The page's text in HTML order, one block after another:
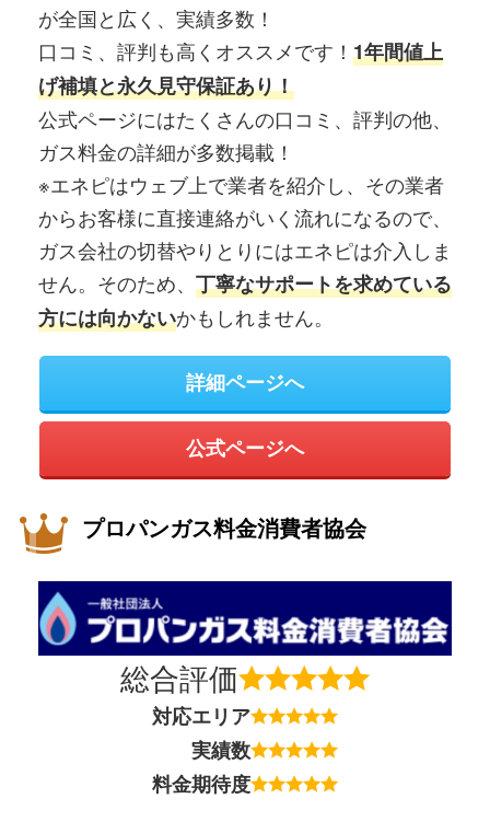
が全国と広く、実績多数！
口コミ、評判も高くオススメです！ 1年間値上
げ補填と永久見守保証あり！
公式ページにはたくさんの口コミ、評判の他、
ガス料金の詳細が多数掲載！
※エネピはウェブ上で業者を紹介し、その業者
からお客様に直接連絡がいく流れになるので、
ガス会社の切替やりとりにはエネピは介入しま
せん。そのため、 丁寧なサポートを求めている
方には向かないかもしれません。
詳細ページへ
公式ページへ
プロパンガス料金消費者協会
総合評価
対応エリア
実績数
料金期待度